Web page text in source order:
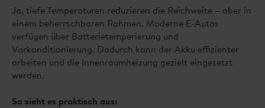
Ja, tiefe Temperaturen reduzieren die Reichweite – aber in
einem beherrschbaren Rahmen. Moderne E-Autos
verfügen über Batterietemperierung und
Vorkonditionierung. Dadurch kann der Akku effizienter
arbeiten und die Innenraumheizung gezielt eingesetzt
werden.
So sieht es praktisch aus: